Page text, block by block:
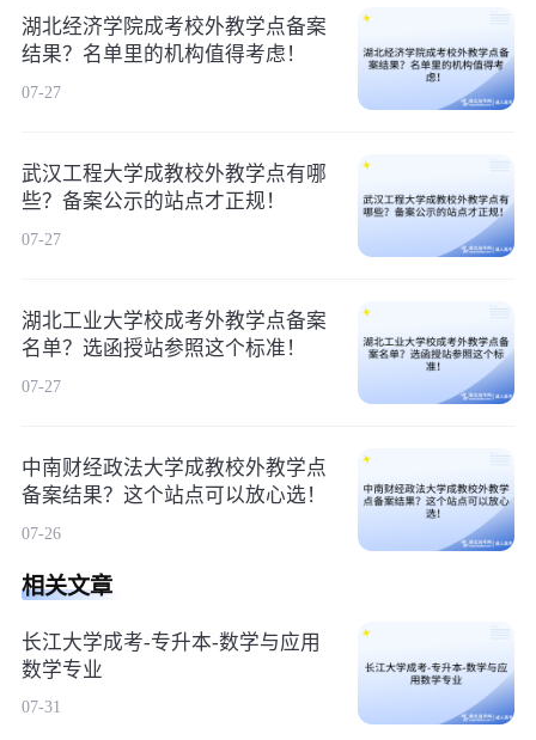
湖北经济学院成考校外教学点备案
结果？名单里的机构值得考虑！
07-27
武汉工程大学成教校外教学点有哪
些？备案公示的站点才正规！
07-27
湖北工业大学校成考外教学点备案
名单？选函授站参照这个标准！
07-27
中南财经政法大学成教校外教学点
备案结果？这个站点可以放心选！
07-26
相关文章
长江大学成考-专升本-数学与应用
数学专业
07-31